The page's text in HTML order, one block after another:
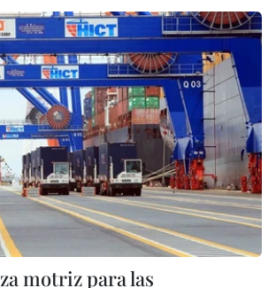
motriz para las